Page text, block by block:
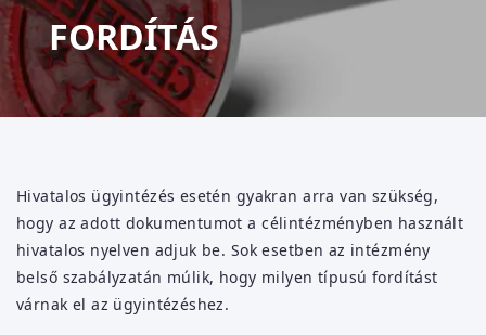
FORDÍTÁS
Hivatalos ügyintézés esetén gyakran arra van szükség,
hogy az adott dokumentumot a célintézményben használt
hivatalos nyelven adjuk be. Sok esetben az intézmény
belső szabályzatán múlik, hogy milyen típusú fordítást
várnak el az ügyintézéshez.